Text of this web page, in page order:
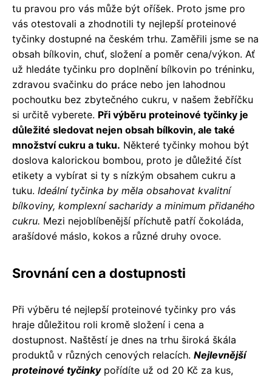
tu pravou pro vás může být oříšek. Proto jsme pro
vás otestovali a zhodnotili ty nejlepší proteinové
tyčinky dostupné na českém trhu. Zaměřili jsme se na
obsah bílkovin, chuť, složení a poměr cena/výkon. Ať
už hledáte tyčinku pro doplnění bílkovin po tréninku,
zdravou svačinku do práce nebo jen lahodnou
pochoutku bez zbytečného cukru, v našem žebříčku
si určitě vyberete. Při výběru proteinové tyčinky je
důležité sledovat nejen obsah bílkovin, ale také
množství cukru a tuku. Některé tyčinky mohou být
doslova kalorickou bombou, proto je důležité číst
etikety a vybírat si ty s nízkým obsahem cukru a
tuku. Ideální tyčinka by měla obsahovat kvalitní
bílkoviny, komplexní sacharidy a minimum přidaného
cukru. Mezi nejoblíbenější příchutě patří čokoláda,
arašídové máslo, kokos a různé druhy ovoce.
Srovnání cen a dostupnosti
Při výběru té nejlepší proteinové tyčinky pro vás
hraje důležitou roli kromě složení i cena a
dostupnost. Naštěstí je dnes na trhu široká škála
produktů v různých cenových relacích. Nejlevnější
proteinové tyčinkypořídíte už od 20 Kč za kus,